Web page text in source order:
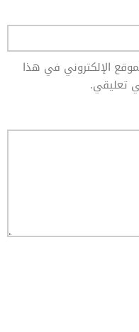
الإلكتروني في هذا
تعليقي.